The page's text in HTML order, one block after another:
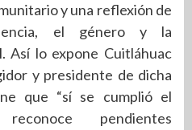
y una reflexión de
el género y la
Así lo expone Cuitláhuac
y presidente de dicha
que “sí se cumplió el
pendientes